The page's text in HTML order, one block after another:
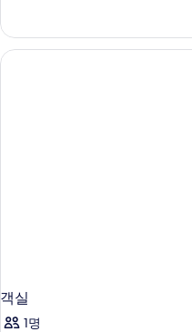
진
모
스
스
위
객실
1명